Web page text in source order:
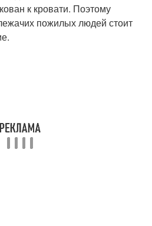
к кровати. Поэтому
пожилых людей стоит